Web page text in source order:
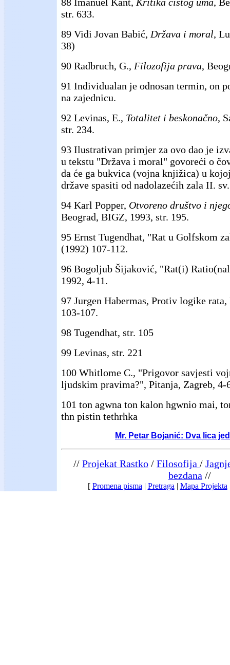
str. 633.
89 Vidi Jovan Babić, Država i moral,
38)
90 Radbruch, G., Filozofija prava,
91 Individualan je odnosan termin, on
na zajednicu.
92 Levinas, E., Totalitet i beskonačno,
str. 234.
93 Ilustrativan primjer za ovo dao je
u tekstu "Država i moral" govoreći o
da će ga bukvica (vojna knjižica) u
države spasiti od nadolazećih zala II.
94 Karl Popper, Otvoreno društvo i
Beograd, BIGZ, 1993, str. 195.
95 Ernst Tugendhat, "Rat u Golfskom
(1992) 107-112.
96 Bogoljub Šijaković, "Rat(i)
1992, 4-11.
97 Jurgen Habermas, Protiv logike
103-107.
98 Tugendhat, str. 105
99 Levinas, str. 221
100 Whitlome C., "Prigovor savjesti
ljudskim pravima?", Pitanja, Zagreb, 4-
101 ton agwna ton kalon hgwnio mai,
thn pistin tethrhka
Mr. Petar Bojanić: Dva lica
// Projekat Rastko / Filosofija /
bezdana //
[ Promena pisma| Pretraga| Mapa Projekta